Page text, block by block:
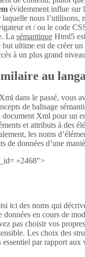
évidemment influe sur
nous l’utilisons,
et / ou le code
La sémantique Html5
ultime est de créer
à un plus grand
au
dans le passé, vous
de balisage
Xml pour un
et attributs à des
les noms
de données d’une
»2468″>
ici des noms qui
données en cours de
pas choisir vos
Les choix des
essentiel par rapport aux